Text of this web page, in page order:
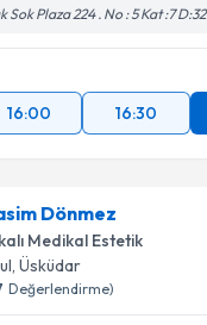
Plaza 224 . No : 5 Kat :7 D:32
16:00 16:30
Dönmez
Medikal Estetik
, Üsküdar
Değerlendirme)